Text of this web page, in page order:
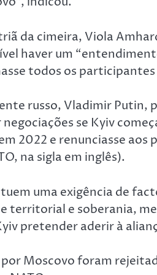
da cimeira, Viola
haver um
todos os
russo, Vladimir
se Kyiv
2022 e renunciasse aos
na sigla em inglês).
uma exigência de
territorial e soberania,
pretender aderir à
Moscovo foram